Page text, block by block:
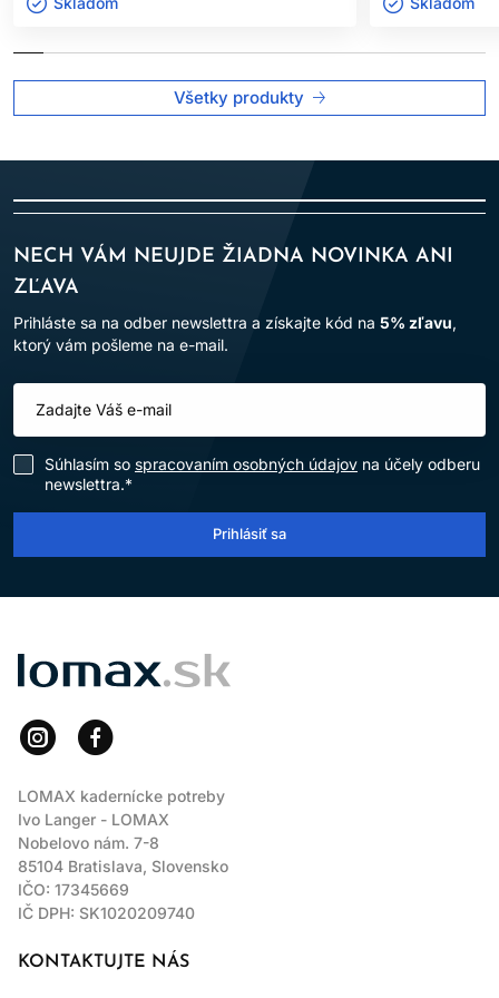
Po aplikácii vlasy dôkladne opláchnite.
Dodržiavanie uvedených pokynov pomáha minimalizovať riziko
Všetky produkty
NECH VÁM NEUJDE ŽIADNA NOVINKA ANI
ZĽAVA
Prihláste sa na odber newslettra a získajte kód na 5% zľavu,
ktorý vám pošleme na e-mail.
Súhlasím so spracovaním osobných údajov na účely odberu
newslettra.*
Prihlásiť sa
LOMAX
LOMAX kadernícke potreby
Ivo Langer - LOMAX
Nobelovo nám. 7-8
85104 Bratislava, Slovensko
IČO: 17345669
IČ DPH: SK1020209740
KONTAKTUJTE NÁS